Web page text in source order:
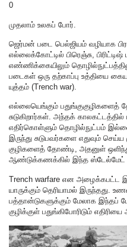
0
முதலாம் உலகப் போர்.
ஜெர்மன் படை பெல்ஜியம் வழியாக
எல்லைக்கோட்டில் பிரெஞ்சு,
எண்ணிக்கையிலும்
படைகள் ஒரு தற்காப்பு உத்தியை
யுத்தம் (Trench war).
எல்லையெங்கும் பதுங்குகுழிகளைத்
சுடுகிறார்கள். அந்தக் காலகட்டத்தில்
எதிர்கொள்ளும் தொழில்நுட்பம்
இருந்து சுடுபவர்களை எதுவும்
குழிகளைத் தோண்டி, அதனுள்
ஆண்டுக்கணக்கில் இந்த ஸ்டேல்மேட்
Trench warfare என அழைக்கபட்ட
யாருக்கும் தெரியாமல் இருந்தது.
பத்தான்டுகளுக்கும் மேலாக இந்தப்
குழிக்குள் பதுங்கிபோரிடும் எதிரியை